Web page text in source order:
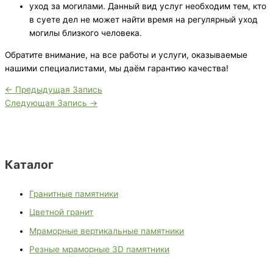
Каталог
Гранитные памятники
Цветной гранит
Мраморные вертикальные памятники
Резные мраморные 3D памятники
уход за могилами. Данный вид услуг необходим тем, кто
в суете дел не может найти время на регулярный уход
могилы близкого человека.
Обратите внимание, на все работы и услуги, оказываемые
нашими специалистами, мы даём гарантию качества!
← Предыдущая Запись
Следующая Запись →